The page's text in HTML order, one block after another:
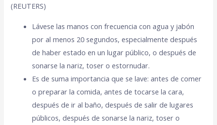
(REUTERS)
Lávese las manos con frecuencia con agua y jabón
por al menos 20 segundos, especialmente después
de haber estado en un lugar público, o después de
sonarse la nariz, toser o estornudar.
Es de suma importancia que se lave: antes de comer
o preparar la comida, antes de tocarse la cara,
después de ir al baño, después de salir de lugares
públicos, después de sonarse la nariz, toser o